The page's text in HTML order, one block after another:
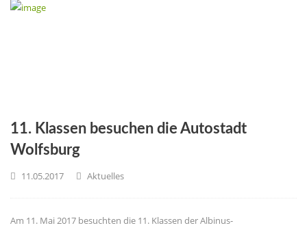
11. Klassen besuchen die Autostadt
Wolfsburg
11.05.2017 Aktuelles
Am 11. Mai 2017 besuchten die 11. Klassen der Albinus-